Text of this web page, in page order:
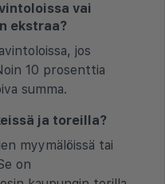
vai
ekstraa?
jos
10 prosenttia
summa.
ja toreilla?
myymälöissä tai
on